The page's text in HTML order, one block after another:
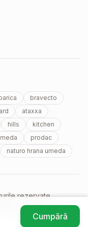
Cumpără
(se
bravecto
ataxxa
hills
kitchen
prodac
naturo hrana umeda
rezervate.
noastre.